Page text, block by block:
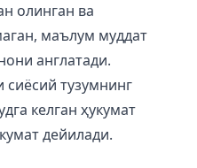
олинган ва
маълум муддат
англатади.
сиёсий тузумнинг
келган ҳукумат
дейилади.